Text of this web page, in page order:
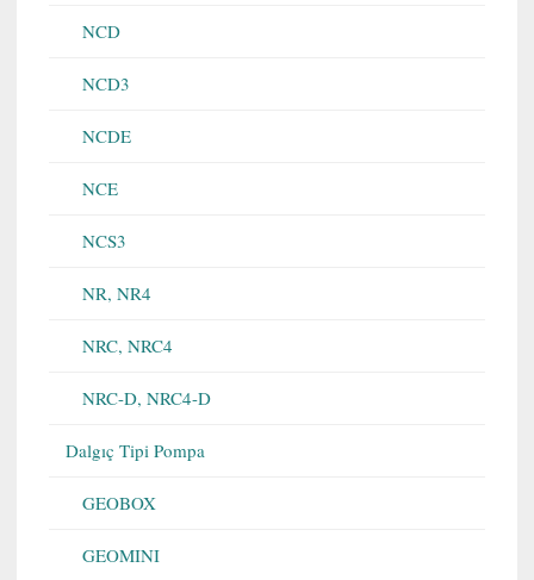
NCD
NCD3
NCDE
NCE
NCS3
NR, NR4
NRC, NRC4
NRC-D, NRC4-D
Dalgıç Tipi Pompa
GEOBOX
GEOMINI